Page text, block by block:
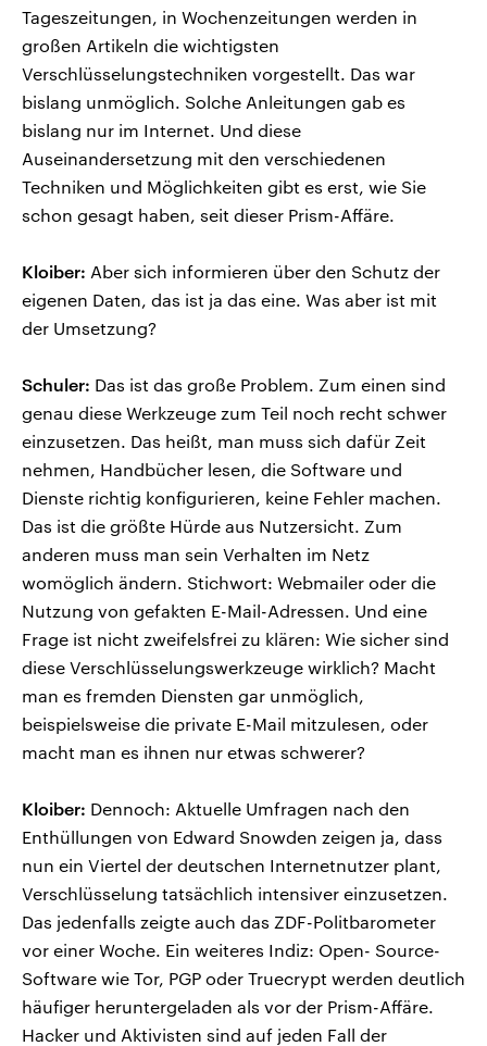
Tageszeitungen, in Wochenzeitungen werden in
großen Artikeln die wichtigsten
Verschlüsselungstechniken vorgestellt. Das war
bislang unmöglich. Solche Anleitungen gab es
bislang nur im Internet. Und diese
Auseinandersetzung mit den verschiedenen
Techniken und Möglichkeiten gibt es erst, wie Sie
schon gesagt haben, seit dieser Prism-Affäre.
Kloiber: Aber sich informieren über den Schutz der
eigenen Daten, das ist ja das eine. Was aber ist mit
der Umsetzung?
Schuler: Das ist das große Problem. Zum einen sind
genau diese Werkzeuge zum Teil noch recht schwer
einzusetzen. Das heißt, man muss sich dafür Zeit
nehmen, Handbücher lesen, die Software und
Dienste richtig konfigurieren, keine Fehler machen.
Das ist die größte Hürde aus Nutzersicht. Zum
anderen muss man sein Verhalten im Netz
womöglich ändern. Stichwort: Webmailer oder die
Nutzung von gefakten E-Mail-Adressen. Und eine
Frage ist nicht zweifelsfrei zu klären: Wie sicher sind
diese Verschlüsselungswerkzeuge wirklich? Macht
man es fremden Diensten gar unmöglich,
beispielsweise die private E-Mail mitzulesen, oder
macht man es ihnen nur etwas schwerer?
Kloiber: Dennoch: Aktuelle Umfragen nach den
Enthüllungen von Edward Snowden zeigen ja, dass
nun ein Viertel der deutschen Internetnutzer plant,
Verschlüsselung tatsächlich intensiver einzusetzen.
Das jedenfalls zeigte auch das ZDF-Politbarometer
vor einer Woche. Ein weiteres Indiz: Open- Source-
Software wie Tor, PGP oder Truecrypt werden deutlich
häufiger heruntergeladen als vor der Prism-Affäre.
Hacker und Aktivisten sind auf jeden Fall der